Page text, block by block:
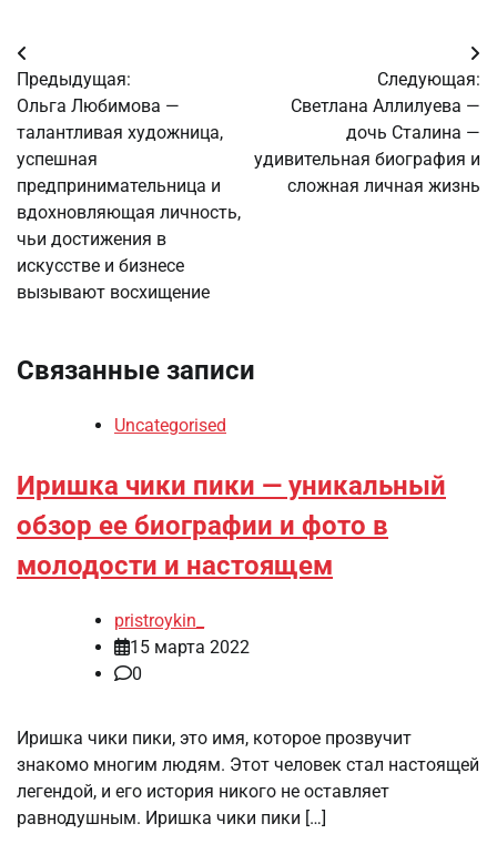
Навигация
по
записям
Предыдущая:
Ольга Любимова —
талантливая художница,
успешная
предпринимательница и
вдохновляющая личность,
чьи достижения в
искусстве и бизнесе
вызывают восхищение
Следующая:
Светлана Аллилуева —
дочь Сталина —
удивительная биография и
сложная личная жизнь
Связанные записи
Uncategorised
Иришка чики пики — уникальный
обзор ее биографии и фото в
молодости и настоящем
pristroykin_
15 марта 2022
0
Иришка чики пики, это имя, которое прозвучит
знакомо многим людям. Этот человек стал настоящей
легендой, и его история никого не оставляет
равнодушным. Иришка чики пики […]